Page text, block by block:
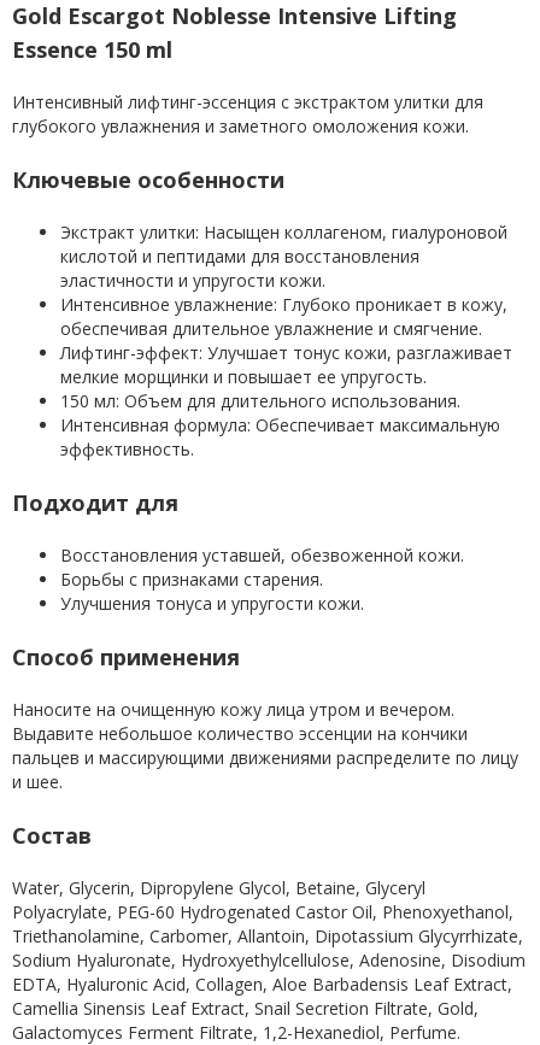
Gold Escargot Noblesse Intensive Lifting
Essence 150 ml
Интенсивный лифтинг-эссенция с экстрактом улитки для
глубокого увлажнения и заметного омоложения кожи.
Ключевые особенности
Экстракт улитки: Насыщен коллагеном, гиалуроновой
кислотой и пептидами для восстановления
эластичности и упругости кожи.
Интенсивное увлажнение: Глубоко проникает в кожу,
обеспечивая длительное увлажнение и смягчение.
Лифтинг-эффект: Улучшает тонус кожи, разглаживает
мелкие морщинки и повышает ее упругость.
150 мл: Объем для длительного использования.
Интенсивная формула: Обеспечивает максимальную
эффективность.
Подходит для
Восстановления уставшей, обезвоженной кожи.
Борьбы с признаками старения.
Улучшения тонуса и упругости кожи.
Способ применения
Наносите на очищенную кожу лица утром и вечером.
Выдавите небольшое количество эссенции на кончики
пальцев и массирующими движениями распределите по лицу
и шее.
Состав
Water, Glycerin, Dipropylene Glycol, Betaine, Glyceryl
Polyacrylate, PEG-60 Hydrogenated Castor Oil, Phenoxyethanol,
Triethanolamine, Carbomer, Allantoin, Dipotassium Glycyrrhizate,
Sodium Hyaluronate, Hydroxyethylcellulose, Adenosine, Disodium
EDTA, Hyaluronic Acid, Collagen, Aloe Barbadensis Leaf Extract,
Camellia Sinensis Leaf Extract, Snail Secretion Filtrate, Gold,
Galactomyces Ferment Filtrate, 1,2-Hexanediol, Perfume.